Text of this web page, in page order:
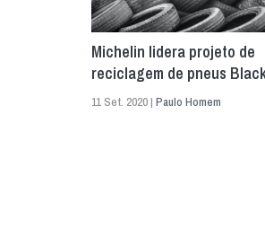
Michelin lidera projeto de
reciclagem de pneus
11 Set. 2020 | Paulo Homem